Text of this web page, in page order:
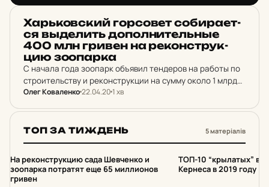
НОВИНИ ХАРКОВА
Харь­ков­ский гор­со­вет со­би­ра­ет­
ся выде­лить до­пол­ни­тель­ные
400 млн гривен на ре­кон­струк­
цию зо­о­пар­ка
С начала года зоопарк объявил тендеров на работы по
строительству и реконструкции на сумму около 1 млрд
гривен.
Олег Коваленко22.04.201 хв
ТОП ЗА ТИЖДЕНЬ 5 матеріалів
1
На реконструкцию сада Шевченко и
зоопарка потратят еще 65 миллионов
гривен
2
ТОП-10 “крылатых”
Кернеса в 2019 году